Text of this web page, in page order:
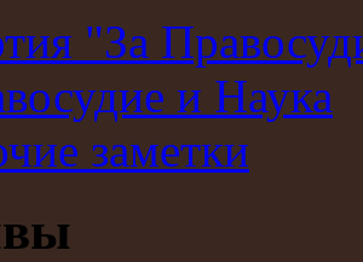
"За
и Наука
заметки